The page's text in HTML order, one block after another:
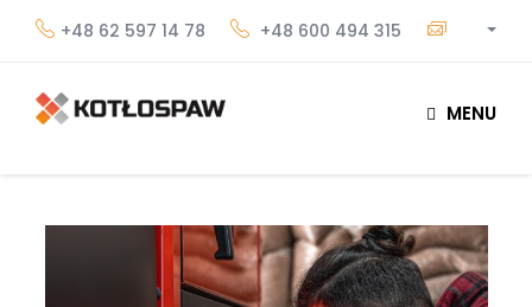
+48 62 597 14 78 +48 600 494 315
MENU